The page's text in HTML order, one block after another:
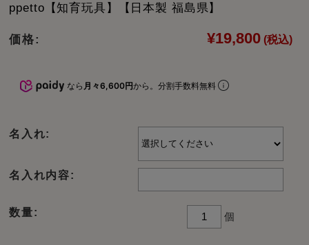
ppetto【知育玩具】【日本製 福島県】
価格: ¥19,800 (税込)
なら 月々6,600円から。分割手数料無料
名入れ:
名入れ内容:
数量: 個